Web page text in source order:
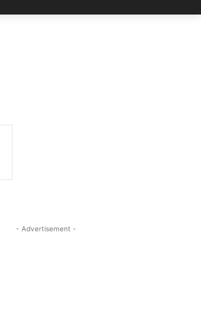
- Advertisement -